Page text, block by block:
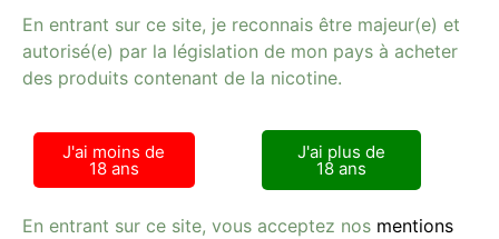
ZIPPO FLACON
ESSENCE 3141
ZIPPO 200 STOCKING
En entrant sur ce site, je reconnais être majeur(e) et
autorisé(e) par la législation de mon pays à acheter
des produits contenant de la nicotine.
J'ai moins de
18 ans
J'ai plus de
18 ans
En entrant sur ce site, vous acceptez nos mentions